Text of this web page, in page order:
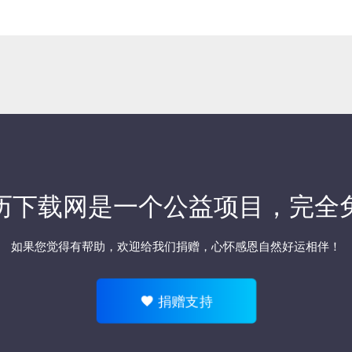
下载网是一个公益项目，完全
如果您觉得有帮助，欢迎给我们捐赠 ，心怀感恩自然好运相伴！
捐赠支持